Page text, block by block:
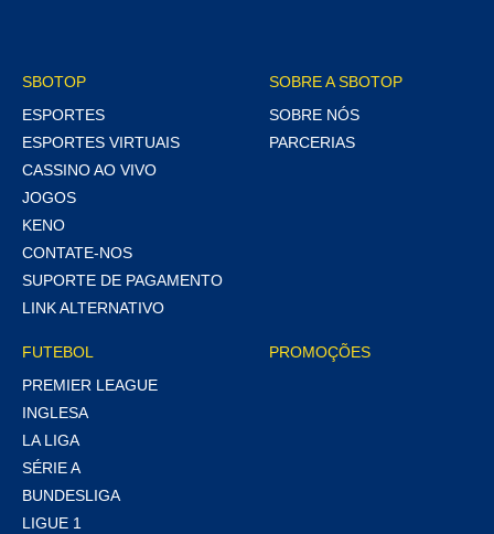
SBOTOP
ESPORTES
ESPORTES VIRTUAIS
CASSINO AO VIVO
JOGOS
KENO
CONTATE-NOS
SUPORTE DE PAGAMENTO
LINK ALTERNATIVO
SOBRE A SBOTOP
SOBRE NÓS
PARCERIAS
FUTEBOL
PREMIER LEAGUE
INGLESA
LA LIGA
SÉRIE A
BUNDESLIGA
LIGUE 1
PROMOÇÕES